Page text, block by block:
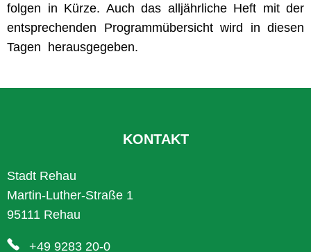
folgen in Kürze. Auch das alljährliche Heft mit der
entsprechenden Programmübersicht wird in diesen
Tagen herausgegeben.
KONTAKT
Stadt Rehau
Martin-Luther-Straße 1
95111 Rehau
+49 9283 20-0